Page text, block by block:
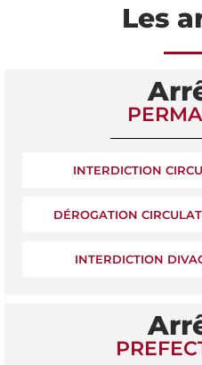
Les
INTERDICTION
DÉROGATION
INTERDICTION